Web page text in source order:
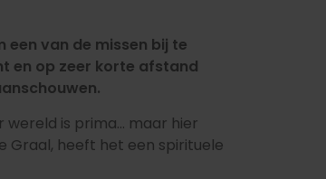
van de missen bij te
en op zeer korte afstand
is prima... maar hier
Graal, heeft het een spirituele